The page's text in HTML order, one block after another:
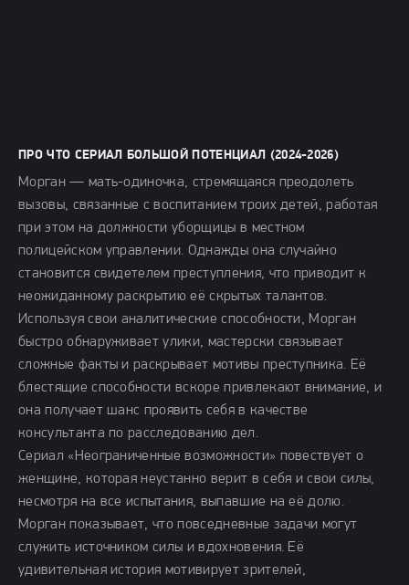
ПРО ЧТО СЕРИАЛ БОЛЬШОЙ ПОТЕНЦИАЛ (2024-2026)
Морган — мать-одиночка, стремящаяся преодолеть
вызовы, связанные с воспитанием троих детей, работая
при этом на должности уборщицы в местном
полицейском управлении. Однажды она случайно
становится свидетелем преступления, что приводит к
неожиданному раскрытию её скрытых талантов.
Используя свои аналитические способности, Морган
быстро обнаруживает улики, мастерски связывает
сложные факты и раскрывает мотивы преступника. Её
блестящие способности вскоре привлекают внимание, и
она получает шанс проявить себя в качестве
консультанта по расследованию дел.
Сериал «Неограниченные возможности» повествует о
женщине, которая неустанно верит в себя и свои силы,
несмотря на все испытания, выпавшие на её долю.
Морган показывает, что повседневные задачи могут
служить источником силы и вдохновения. Её
удивительная история мотивирует зрителей,